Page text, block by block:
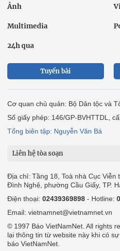
Ảnh
Multimedia
24h qua
Tuyến bài
Cơ quan chủ quản: Bộ Dân tộc và
Số giấy phép: 146/GP-BVHTTDL,
Tổng biên tập: Nguyễn Văn Bá
Liên hệ tòa soạn
Địa chỉ: Tầng 18, Toà nhà Cục Viễn
Đình Nghệ, phường Cầu Giấy, TP.
Điện thoại: 02439369898 - Hotline:
Email: vietnamnet@vietnamnet.vn
© 1997 Báo VietNamNet. All rights
lại thông tin từ website này khi có
báo VietNamNet.